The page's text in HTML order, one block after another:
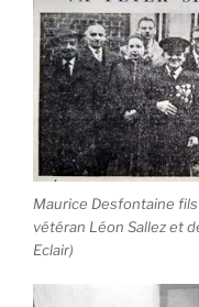
Maurice Desfontaine
vétéran Léon Sallez et
Eclair)